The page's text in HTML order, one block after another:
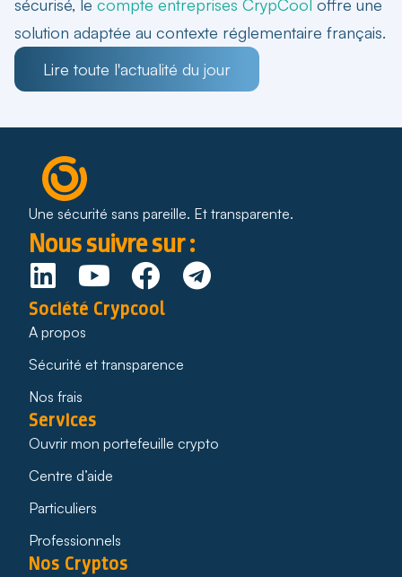
sécurisé, le compte entreprises CrypCool offre une
solution adaptée au contexte réglementaire français.
Lire toute l'actualité du jour
Une sécurité sans pareille. Et transparente.
Nous suivre sur :
Société Crypcool
A propos
Sécurité et transparence
Nos frais
Services
Ouvrir mon portefeuille crypto
Centre d’aide
Particuliers
Professionnels
Nos Cryptos